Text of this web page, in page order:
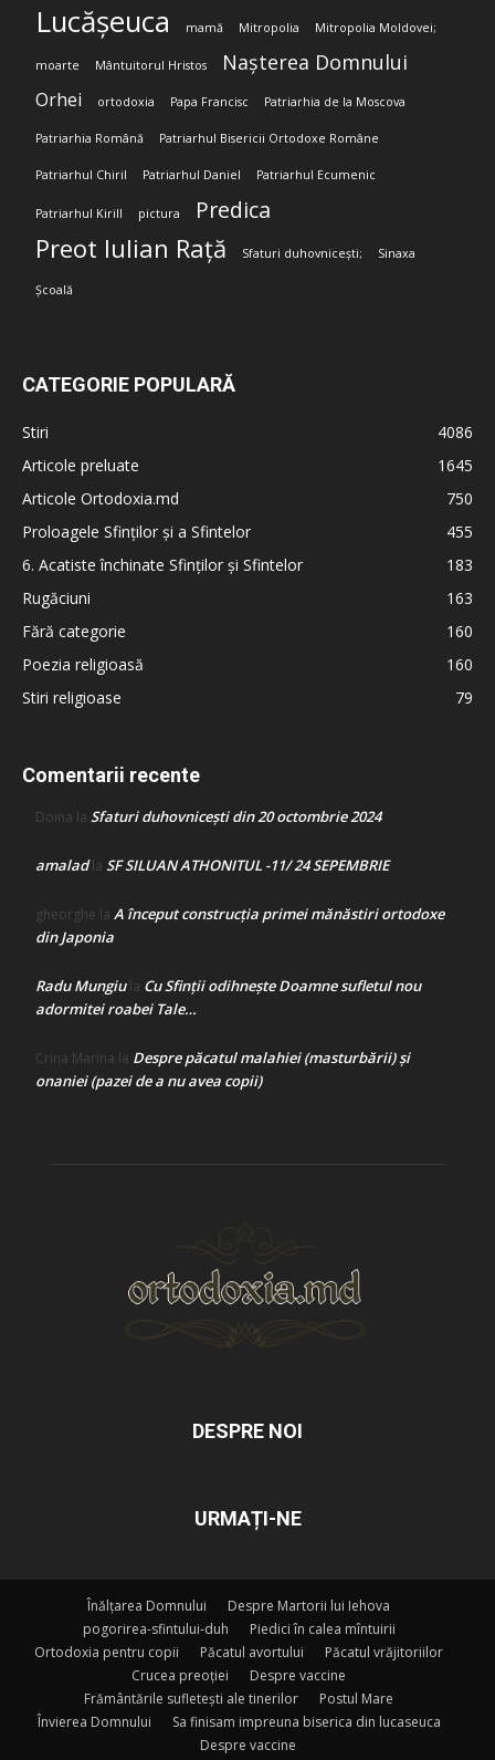
Lucășeuca mamă Mitropolia Mitropolia Moldovei;
moarte Mântuitorul Hristos Nașterea Domnului
Orhei ortodoxia Papa Francisc Patriarhia de la Moscova
Patriarhia Română Patriarhul Bisericii Ortodoxe Române
Patriarhul Chiril Patriarhul Daniel Patriarhul Ecumenic
Patriarhul Kirill pictura Predica
Preot Iulian Rață Sfaturi duhovnicești; Sinaxa
Școală
CATEGORIE POPULARĂ
Stiri
4086
Articole preluate
1645
Articole Ortodoxia.md
750
Proloagele Sfinților și a Sfintelor
455
6. Acatiste închinate Sfinților și Sfintelor
183
Rugăciuni
163
Fără categorie
160
Poezia religioasă
160
Stiri religioase
79
Comentarii recente
Doina la Sfaturi duhovnicești din 20 octombrie 2024
amaladla SF SILUAN ATHONITUL -11/ 24 SEPEMBRIE
gheorghe la A început construcţia primei mănăstiri ortodoxe
din Japonia
Radu Mungiula Cu Sfinții odihnește Doamne sufletul nou
adormitei roabei Tale…
Crina Marina la Despre păcatul malahiei (masturbării) şi
onaniei (pazei de a nu avea copii)
DESPRE NOI
URMAȚI-NE
Înălțarea Domnului
Despre Martorii lui Iehova
pogorirea-sfintului-duh
Piedici în calea mîntuirii
Ortodoxia pentru copii
Păcatul avortului
Păcatul vrăjitoriilor
Crucea preoției
Despre vaccine
Frământările sufletești ale tinerilor
Postul Mare
Învierea Domnului
Sa finisam impreuna biserica din lucaseuca
Despre vaccine